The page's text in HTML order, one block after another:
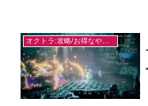
オクトラ:攻略/お得なやり方